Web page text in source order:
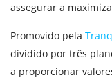
assegurar a
Promovido pela
dividido por três
a proporcionar